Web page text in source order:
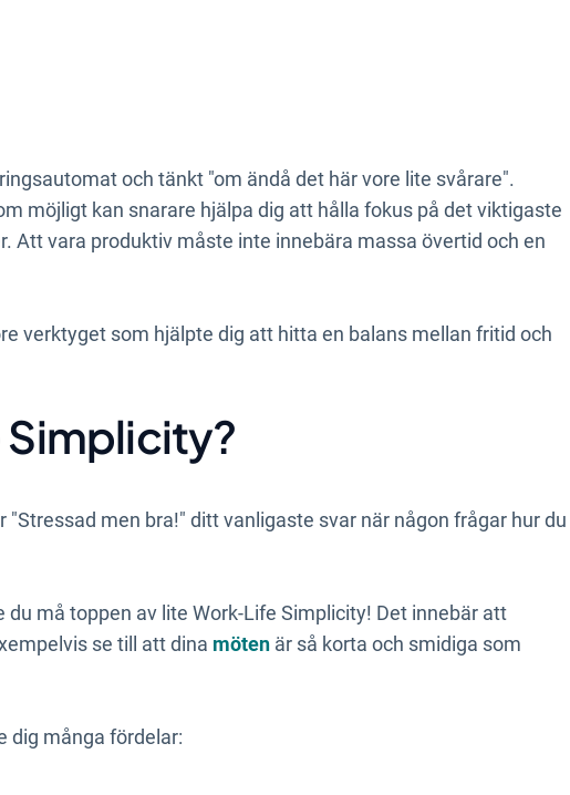
långa och krångliga processer. Men är det alltid
och tänkt "om ändå det här vore lite svårare".
möjligt kan snarare hjälpa dig att hålla fokus på det viktigaste
Att vara produktiv måste inte innebära massa övertid och en
verktyget som hjälpte dig att hitta en balans mellan fritid och
"Stressad men bra!" ditt vanligaste svar när någon frågar hur du
du må toppen av lite Work-Life Simplicity! Det innebär att
se till att dina möten är så korta och smidiga som
dig många fördelar: